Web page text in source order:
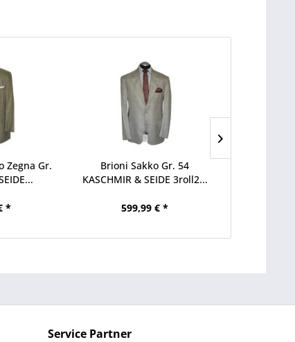
Zegna Gr.
*
Brioni Sakko Gr. 54
KASCHMIR & SEIDE 3roll2...
599,99 € *
Service Partner